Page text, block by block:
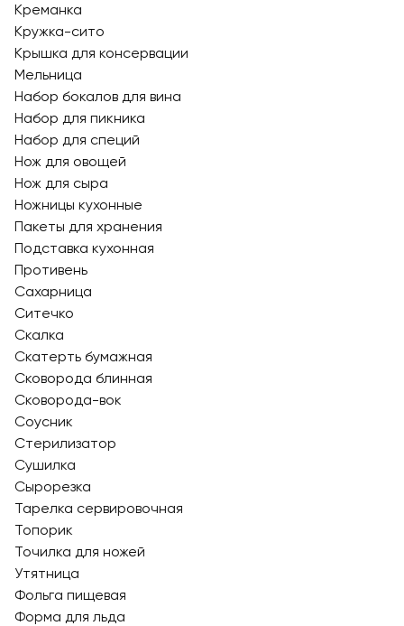
Креманка
Кружка-сито
Крышка для консервации
Мельница
Набор бокалов для вина
Набор для пикника
Набор для специй
Нож для овощей
Нож для сыра
Ножницы кухонные
Пакеты для хранения
Подставка кухонная
Противень
Сахарница
Ситечко
Скалка
Скатерть бумажная
Сковорода блинная
Сковорода-вок
Соусник
Стерилизатор
Сушилка
Сырорезка
Тарелка сервировочная
Топорик
Точилка для ножей
Утятница
Фольга пищевая
Форма для льда